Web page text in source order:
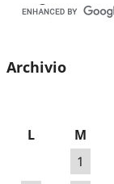
Archivio
L M
1